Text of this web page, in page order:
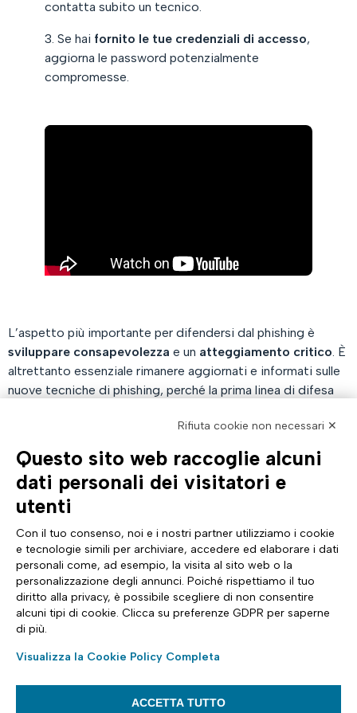
contatta subito un tecnico.
3. Se hai fornito le tue credenziali di accesso,
aggiorna le password potenzialmente
compromesse.
L’aspetto più importante per difendersi dal phishing è
sviluppare consapevolezza e un atteggiamento critico. È
altrettanto essenziale rimanere aggiornati e informati sulle
nuove tecniche di phishing, perché la prima linea di difesa
AZIENDA
Profilo aziendale
Certificazioni
Cyber Security
Analyst Report
Dichiarazione di Accessibilità
TUTTO SU DI NOI
Comunicati stampa
Sito internazionale
Diventa Partner
ASSISTENZA
Contattaci
FAQ e guide
Whistleblowing
Impostazioni cookie
SEGUICI SU
Rifiuta cookie non necessari ✕
Questo sito web raccoglie alcuni
dati personali dei visitatori e
utenti
Con il tuo consenso, noi e i nostri partner utilizziamo i cookie
e tecnologie simili per archiviare, accedere ed elaborare i dati
personali come, ad esempio, la visita al sito web o la
personalizzazione degli annunci. Poiché rispettiamo il tuo
diritto alla privacy, è possibile scegliere di non consentire
alcuni tipi di cookie. Clicca su preferenze GDPR per saperne
di più.
Visualizza la Cookie Policy Completa
ACCETTA TUTTO